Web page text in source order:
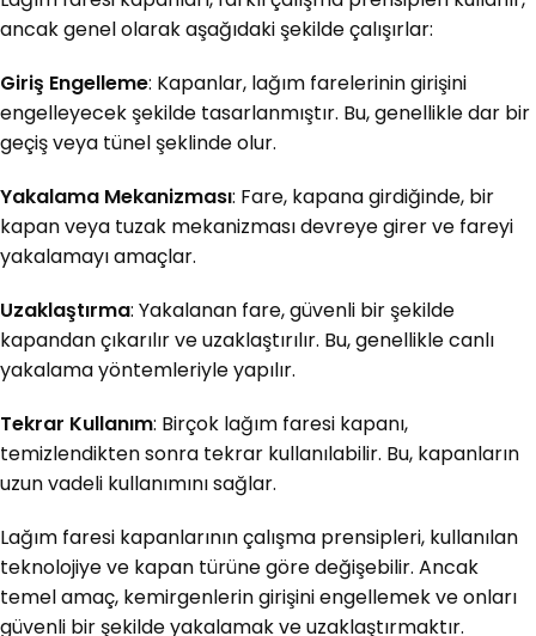
ancak genel olarak aşağıdaki şekilde çalışırlar:
Giriş Engelleme: Kapanlar, lağım farelerinin girişini
engelleyecek şekilde tasarlanmıştır. Bu, genellikle dar bir
geçiş veya tünel şeklinde olur.
Yakalama Mekanizması: Fare, kapana girdiğinde, bir
kapan veya tuzak mekanizması devreye girer ve fareyi
yakalamayı amaçlar.
Uzaklaştırma: Yakalanan fare, güvenli bir şekilde
kapandan çıkarılır ve uzaklaştırılır. Bu, genellikle canlı
yakalama yöntemleriyle yapılır.
Tekrar Kullanım: Birçok lağım faresi kapanı,
temizlendikten sonra tekrar kullanılabilir. Bu, kapanların
uzun vadeli kullanımını sağlar.
Lağım faresi kapanlarının çalışma prensipleri, kullanılan
teknolojiye ve kapan türüne göre değişebilir. Ancak
temel amaç, kemirgenlerin girişini engellemek ve onları
güvenli bir şekilde yakalamak ve uzaklaştırmaktır.